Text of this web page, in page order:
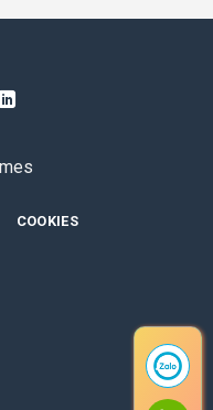
COOKIES